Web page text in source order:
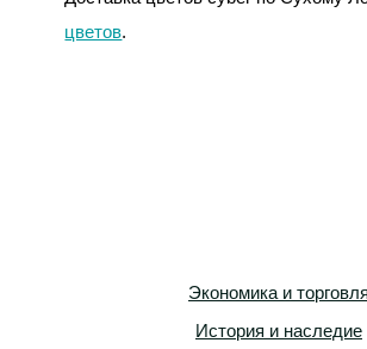
цветов.
Экономика и торговля
История и наследие